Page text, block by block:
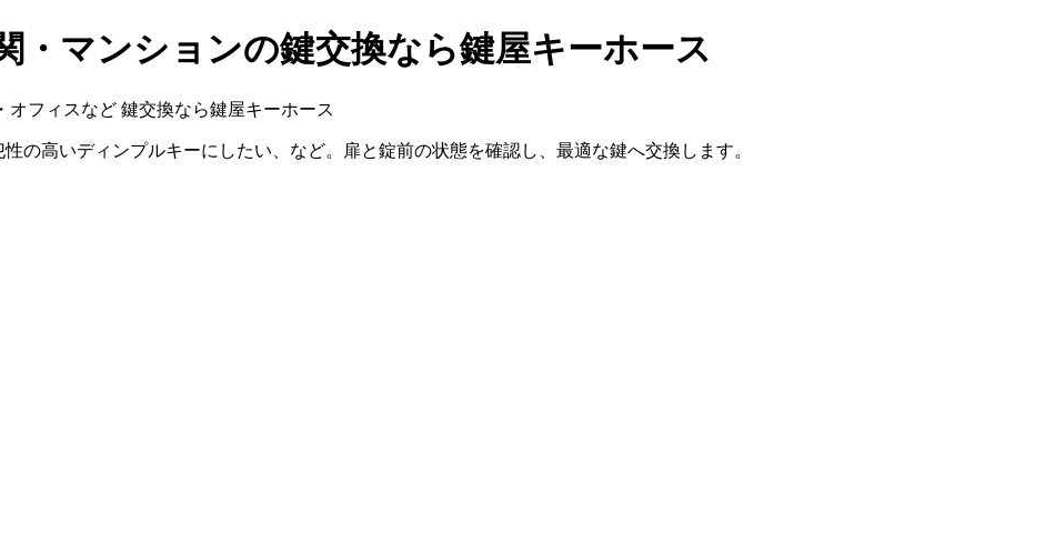
・マンションの鍵交換なら鍵屋キーホース
オフィスなど 鍵交換なら鍵屋キーホース
の高いディンプルキーにしたい、など。扉と錠前の状態を確認し、最適な鍵へ交換します。